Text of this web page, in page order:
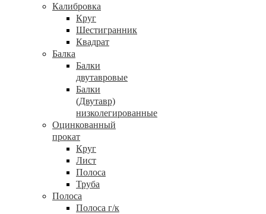
Калибровка
Круг
Шестигранник
Квадрат
Балка
Балки
двутавровые
Балки
(Двутавр)
низколегированные
Оцинкованный
прокат
Круг
Лист
Полоса
Труба
Полоса
Полоса г/к